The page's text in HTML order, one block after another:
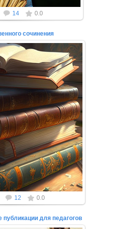
14 0.0
сочинения
участие в Международном
Всероссийский
проводи...
12 0.0
для педагогов